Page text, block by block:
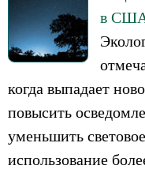
в
когда выпадает
повысить
уменьшить
использование